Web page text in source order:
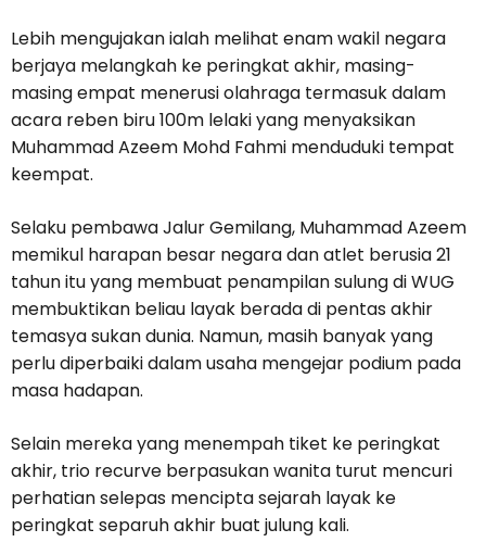
Lebih mengujakan ialah melihat enam wakil negara
berjaya melangkah ke peringkat akhir, masing-
masing empat menerusi olahraga termasuk dalam
acara reben biru 100m lelaki yang menyaksikan
Muhammad Azeem Mohd Fahmi menduduki tempat
keempat.
Selaku pembawa Jalur Gemilang, Muhammad Azeem
memikul harapan besar negara dan atlet berusia 21
tahun itu yang membuat penampilan sulung di WUG
membuktikan beliau layak berada di pentas akhir
temasya sukan dunia. Namun, masih banyak yang
perlu diperbaiki dalam usaha mengejar podium pada
masa hadapan.
Selain mereka yang menempah tiket ke peringkat
akhir, trio recurve berpasukan wanita turut mencuri
perhatian selepas mencipta sejarah layak ke
peringkat separuh akhir buat julung kali.